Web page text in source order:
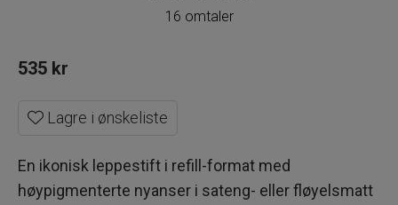
16 omtaler
535 kr
Lagre i ønskeliste
En ikonisk leppestift i refill-format med
høypigmenterte nyanser i sateng- eller fløyelsmatt